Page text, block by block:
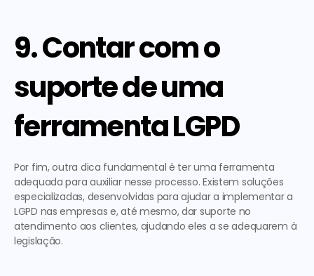
9. Contar com o
suporte de uma
ferramenta LGPD
Por fim, outra dica fundamental é ter uma ferramenta
adequada para auxiliar nesse processo. Existem soluções
especializadas, desenvolvidas para ajudar a implementar a
LGPD nas empresas e, até mesmo, dar suporte no
atendimento aos clientes, ajudando eles a se adequarem à
legislação.